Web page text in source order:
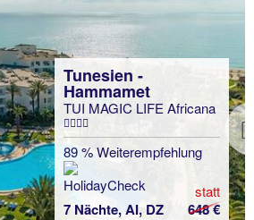
Tunesien -
Hammamet
TUI MAGIC LIFE Africana
89 % Weiterempfehlung
7 Nächte, AI, DZ
statt
648 €